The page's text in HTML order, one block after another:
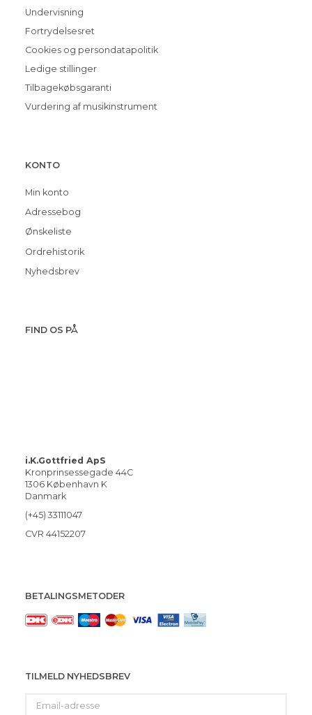
Undervisning
Fortrydelsesret
Cookies og persondatapolitik
Ledige stillinger
Tilbagekøbsgaranti
Vurdering af musikinstrument
KONTO
Min konto
Adressebog
Ønskeliste
Ordrehistorik
Nyhedsbrev
FIND OS PÅ
i.K.Gottfried ApS
Kronprinsessegade 44C
1306 København K
Danmark
(+45) 33111047
CVR 44152207
BETALINGSMETODER
TILMELD NYHEDSBREV
adresse